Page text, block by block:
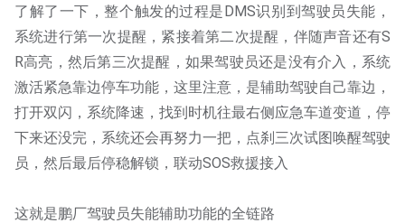
了解了一下，整个触发的过程是DMS识别到驾驶员失能，
系统进行第一次提醒，紧接着第二次提醒，伴随声音还有S
R高亮，然后第三次提醒，如果驾驶员还是没有介入，系统
激活紧急靠边停车功能，这里注意，是辅助驾驶自己靠边，
打开双闪，系统降速，找到时机往最右侧应急车道变道，停
下来还没完，系统还会再努力一把，点刹三次试图唤醒驾驶
员，然后最后停稳解锁，联动SOS救援接入
这就是鹏厂驾驶员失能辅助功能的全链路